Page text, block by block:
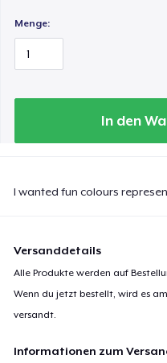
Menge:
In den
I wanted fun colours
Versanddetails
Alle Produkte werden auf
Wenn du jetzt bestellt, wird es
versandt.
Informationen zum